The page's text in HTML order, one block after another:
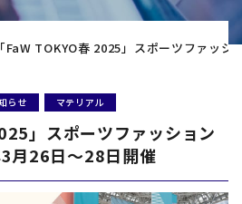
「FaW TOKYO春 2025」スポーツファッ
らせ マテリアル
」スポーツファッション
月26日～28日開催